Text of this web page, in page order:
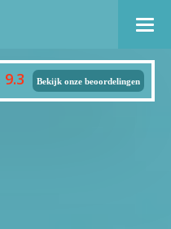
9.3 Bekijk onze beoordelingen